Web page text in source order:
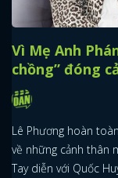
Vì Mẹ Anh
chồng” đóng
Lê Phương hoàn
về những cảnh thân
Tay diễn với Quốc